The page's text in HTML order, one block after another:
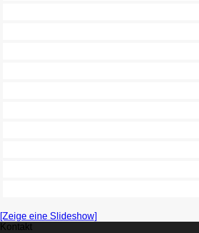
[Zeige eine Slideshow]
Kontakt